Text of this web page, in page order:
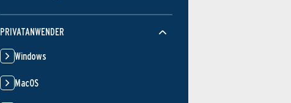
PRIVATANWENDER
Windows
MacOS